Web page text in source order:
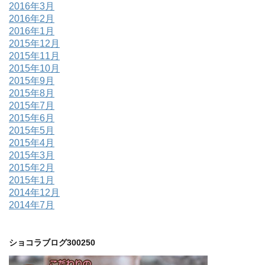
2016年3月
2016年2月
2016年1月
2015年12月
2015年11月
2015年10月
2015年9月
2015年8月
2015年7月
2015年6月
2015年5月
2015年4月
2015年3月
2015年2月
2015年1月
2014年12月
2014年7月
ショコラブログ300250